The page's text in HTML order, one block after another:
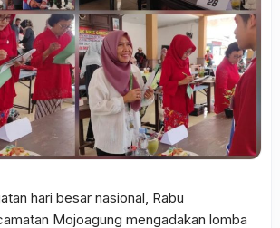
hari besar nasional, Rabu
Mojoagung mengadakan lomba